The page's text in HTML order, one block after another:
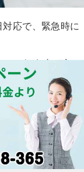
応で、緊急時に
、知名度が高
時間365日対応
のが魅力です。
相談も気軽にでき
されている場合